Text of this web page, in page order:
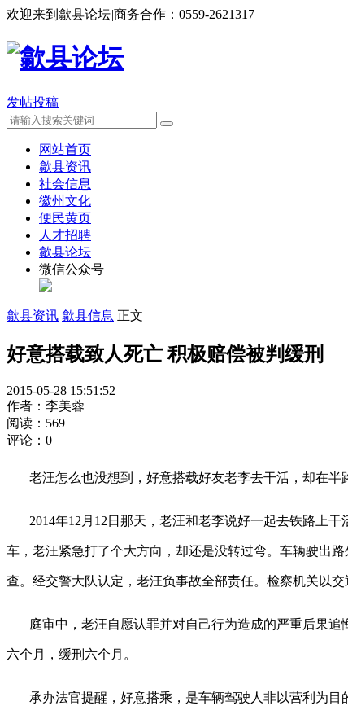
欢迎来到歙县论坛|商务合作： 0559-2621317
发帖投稿
网站首页
歙县资讯
社会信息
徽州文化
便民黄页
人才招聘
歙县论坛
微信公众号
歙县资讯 歙县信息 正文
好意搭载致人死亡 积极赔偿被判缓刑
2015-05-28 15:51:52
作者：李美蓉
阅读：569
评论：0
老汪怎么也没想到，好意搭载好友老李去干活，却在半
2014年12 月 12 日 那天，老汪和老李说好一起去铁路上
车，老汪紧急打了个大方向，却还是没转过弯。车辆驶出
查。经交警大队认定，老汪负事故全部责任。检察机关以交
庭审中，老汪自愿认罪并对自己行为造成的严重后果
六个月，缓刑六个月。
承办法官提醒，好意搭乘，是车辆驾驶人非以营利为